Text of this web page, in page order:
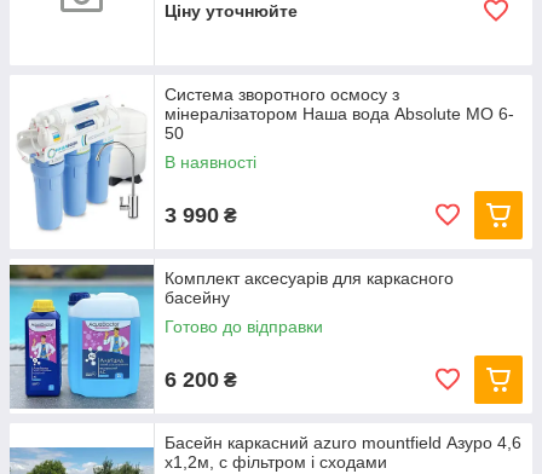
Ціну уточнюйте
Система зворотного осмосу з
мінералізатором Наша вода Absolute МО 6-
50
В наявності
3 990 ₴
Комплект аксесуарів для каркасного
басейну
Готово до відправки
6 200 ₴
Басейн каркасний azuro mountfield Азуро 4,6
х1,2м, c фільтром і сходами